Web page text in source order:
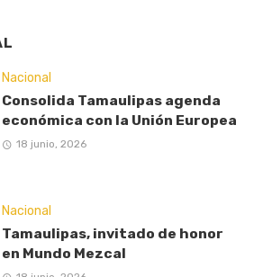
Nacional
Consolida Tamaulipas agenda
económica con la Unión Europea
18 junio, 2026
Nacional
Tamaulipas, invitado de honor
en Mundo Mezcal